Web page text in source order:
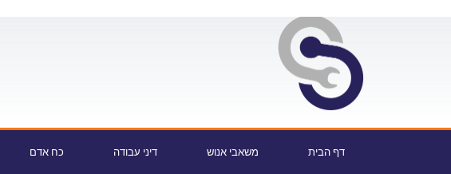
דף הבית משאבי אנוש דיני עבודה כח אדם